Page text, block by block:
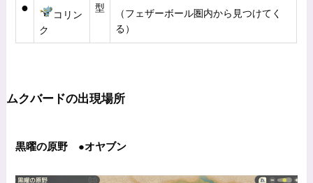
●
型
コリン
ク
（フェザーボール圏内から見つけてく
る）
ムクバードの出現場所
黒曜の原野 ●オヤブン